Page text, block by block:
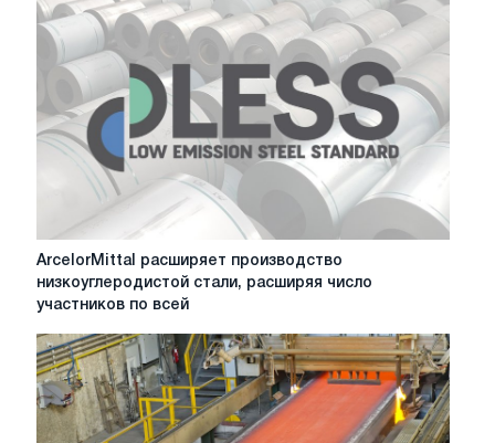
МЕНЬШИМ
инициативам
ArcelorMittal
стали,
расширяя
число
участников
по
ArcelorMittal расширяет производство
низкоуглеродистой стали, расширяя число
участников по всей